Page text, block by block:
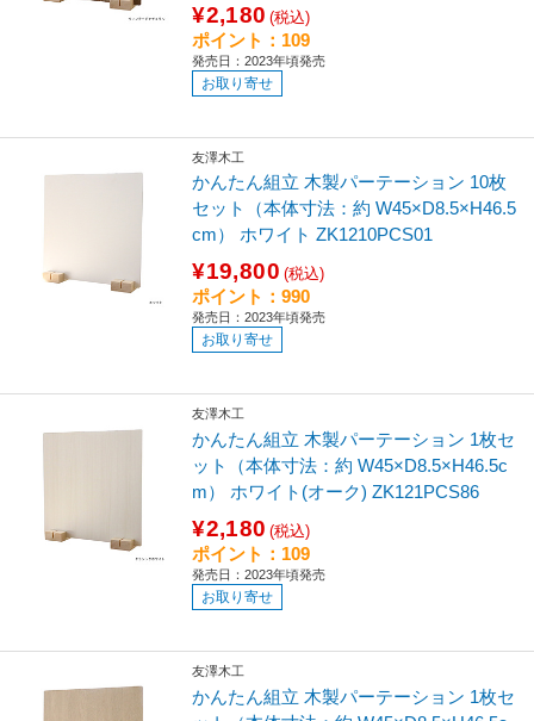
¥2,180 (税込)
ポイント：109
発売日：2023年頃発売
お取り寄せ
友澤木工
かんたん組立 木製パーテーション 10枚
セット（本体寸法：約 W45×D8.5×H46.5
cm） ホワイト ZK1210PCS01
¥19,800 (税込)
ポイント：990
発売日：2023年頃発売
お取り寄せ
友澤木工
かんたん組立 木製パーテーション 1枚セ
ット（本体寸法：約 W45×D8.5×H46.5c
m） ホワイト(オーク) ZK121PCS86
¥2,180 (税込)
ポイント：109
発売日：2023年頃発売
お取り寄せ
友澤木工
かんたん組立 木製パーテーション 1枚セ